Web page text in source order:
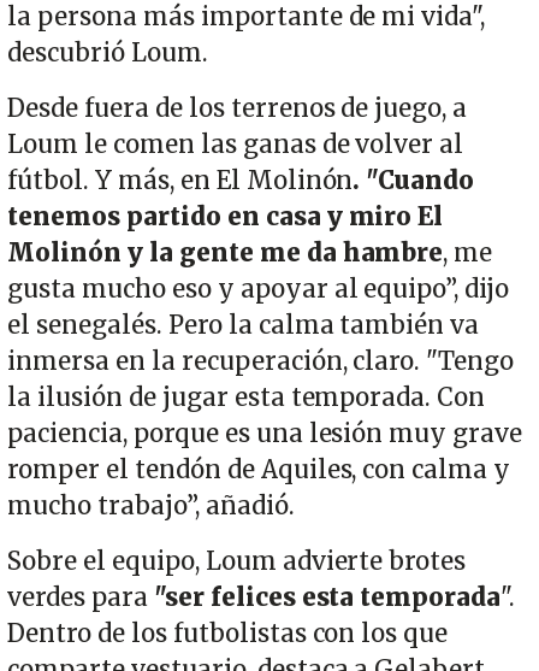
la persona más importante de mi vida",
descubrió Loum.
Desde fuera de los terrenos de juego, a
Loum le comen las ganas de volver al
fútbol. Y más, en El Molinón. "Cuando
tenemos partido en casa y miro El
Molinón y la gente me da hambre, me
gusta mucho eso y apoyar al equipo”, dijo
el senegalés. Pero la calma también va
inmersa en la recuperación, claro. "Tengo
la ilusión de jugar esta temporada. Con
paciencia, porque es una lesión muy grave
romper el tendón de Aquiles, con calma y
mucho trabajo”, añadió.
Sobre el equipo, Loum advierte brotes
verdes para "ser felices esta temporada".
Dentro de los futbolistas con los que